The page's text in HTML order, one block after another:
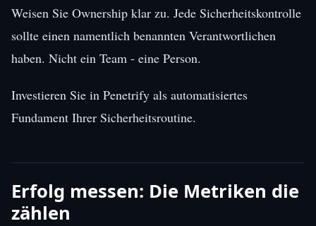
Weisen Sie Ownership klar zu. Jede Sicherheitskontrolle
sollte einen namentlich benannten Verantwortlichen
haben. Nicht ein Team - eine Person.
Investieren Sie in Penetrify als automatisiertes
Fundament Ihrer Sicherheitsroutine.
Erfolg messen: Die Metriken die
zählen